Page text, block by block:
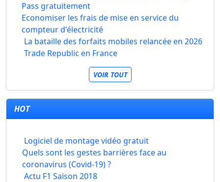
Pass gratuitement
Economiser les frais de mise en service du
compteur d'électricité
La bataille des forfaits mobiles relancée en 2026
Trade Republic en France
VOIR TOUT
HOT
Logiciel de montage vidéo gratuit
Quels sont les gestes barrières face au
coronavirus (Covid-19) ?
Actu F1 Saison 2018